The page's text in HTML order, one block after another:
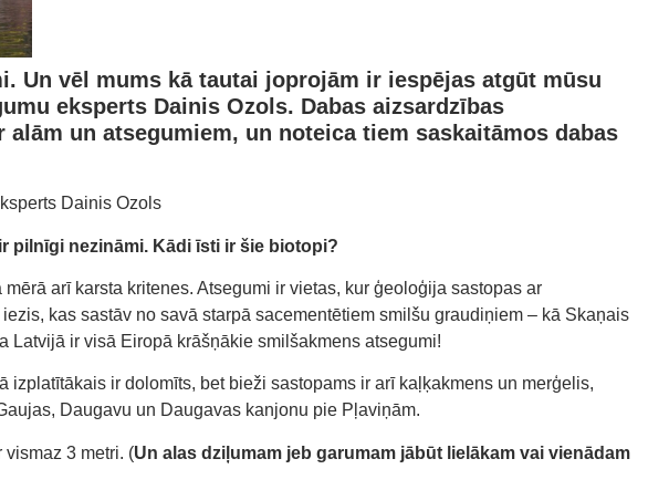
Un vēl mums kā tautai joprojām ir iespējas atgūt mūsu
eksperts Dainis Ozols. Dabas aizsardzības
un atsegumiem, un noteica tiem saskaitāmos dabas
Dainis Ozols
pilnīgi nezināmi. Kādi īsti ir šie biotopi?
arī karsta kritenes. Atsegumi ir vietas, kur ģeoloģija sastopas ar
kas sastāv no savā starpā sacementētiem smilšu graudiņiem – kā Skaņais
Latvijā ir visā Eiropā krāšņākie smilšakmens atsegumi!
ir dolomīts, bet bieži sastopams ir arī kaļķakmens un merģelis,
Daugavu un Daugavas kanjonu pie Pļaviņām.
3 metri. (Un alas dziļumam jeb garumam jābūt lielākam vai vienādam